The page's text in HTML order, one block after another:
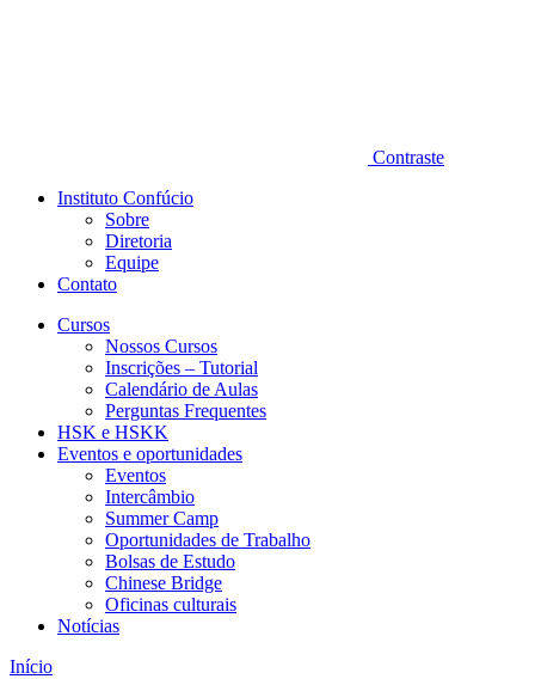
Contraste
Instituto Confúcio
Sobre
Diretoria
Equipe
Contato
Cursos
Nossos Cursos
Inscrições – Tutorial
Calendário de Aulas
Perguntas Frequentes
HSK e HSKK
Eventos e oportunidades
Eventos
Intercâmbio
Summer Camp
Oportunidades de Trabalho
Bolsas de Estudo
Chinese Bridge
Oficinas culturais
Notícias
Início